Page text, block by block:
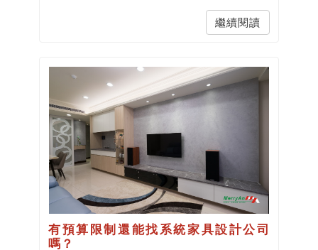
繼續閱讀
有預算限制還能找系統家具設計公司
嗎？